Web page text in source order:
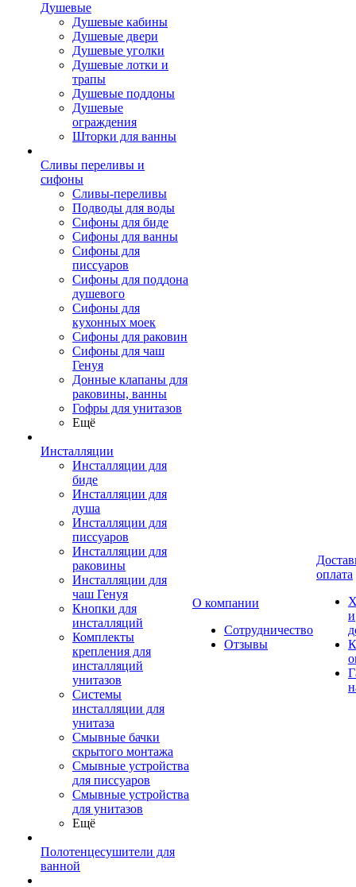
Душевые
Душевые кабины
Душевые двери
Душевые уголки
Душевые лотки и
трапы
Душевые поддоны
Душевые
ограждения
Шторки для ванны
Сливы переливы и
сифоны
Сливы-переливы
Подводы для воды
Сифоны для биде
Сифоны для ванны
Сифоны для
писсуаров
Сифоны для поддона
душевого
Сифоны для
кухонных моек
Сифоны для раковин
Сифоны для чаш
Генуя
Донные клапаны для
раковины, ванны
Гофры для унитазов
Ещё
Инсталляции
Инсталляции для
биде
Инсталляции для
душа
Инсталляции для
писсуаров
Инсталляции для
раковины
Инсталляции для
чаш Генуя
Кнопки для
инсталляций
Комплекты
крепления для
инсталляций
унитазов
Системы
инсталляции для
унитаза
Смывные бачки
скрытого монтажа
Смывные устройства
для писсуаров
Смывные устройства
для унитазов
Ещё
Полотенцесушители для
ванной
О компании
Сотрудничество
Отзывы
оплата
и